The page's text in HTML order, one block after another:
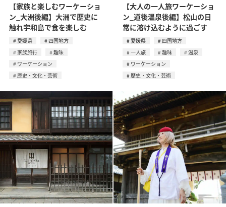
【家族と楽しむワーケーショ
ン_大洲後編】大洲で歴史に
触れ宇和島で食を楽しむ
愛媛県
四国地方
家族旅行
趣味
ワーケーション
歴史・文化・芸術
【大人の一人旅ワーケーショ
ン_道後温泉後編】松山の日
常に溶け込むように過ごす
愛媛県
四国地方
一人旅
趣味
温泉
ワーケーション
歴史・文化・芸術